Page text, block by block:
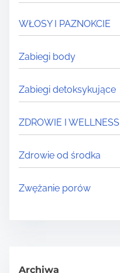
WŁOSY I PAZNOKCIE
Zabiegi body
Zabiegi detoksykujące
ZDROWIE I WELLNESS
Zdrowie od środka
Zwężanie porów
Archiwa